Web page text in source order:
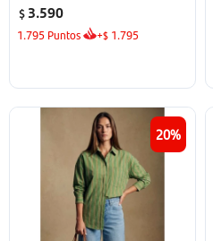
$ 3.590
1.795 Puntos +$ 1.795
20